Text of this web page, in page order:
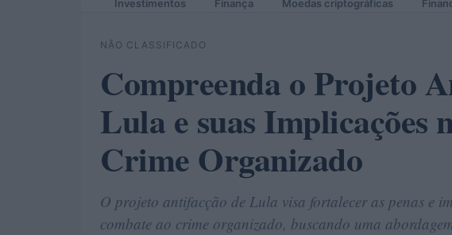
Investimentos Finança Moedas criptográficas
NÃO CLASSIFICADO
Compreenda o Projeto
Lula e suas Implicações
Crime Organizado
O projeto antifacção de Lula visa fortalecer as penas e
combate ao crime organizado, buscando uma